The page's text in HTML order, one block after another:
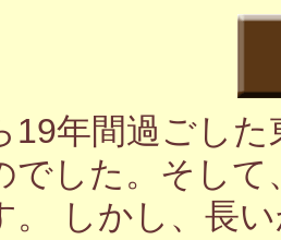
19年間過ごし
でした。そし
。 しかし、長